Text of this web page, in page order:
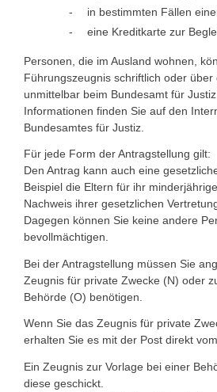
in bestimmten Fällen
eine Kreditkarte zur
Personen, die im Ausland wohnen,
Führungszeugnis schriftlich oder über
unmittelbar beim Bundesamt für
Informationen finden Sie auf den
Bundesamtes für Justiz.
Für jede Form der Antragstellung gilt:
Den Antrag kann auch eine
Beispiel die Eltern für ihr
Nachweis ihrer gesetzlichen
Dagegen können Sie keine andere
bevollmächtigen.
Bei der Antragstellung müssen Sie
Zeugnis für private Zwecke (N) oder
Behörde (O) benötigen.
Wenn Sie das Zeugnis für private
erhalten Sie es mit der Post direkt
Ein Zeugnis zur Vorlage bei einer
diese geschickt.